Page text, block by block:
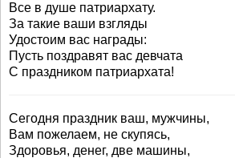
Все в душе патриархату.
За такие ваши взгляды
Удостоим вас награды:
Пусть поздравят вас девчата
С праздником патриархата!
Сегодня праздник ваш, мужчины,
Вам пожелаем, не скупясь,
Здоровья, денег, две машины,